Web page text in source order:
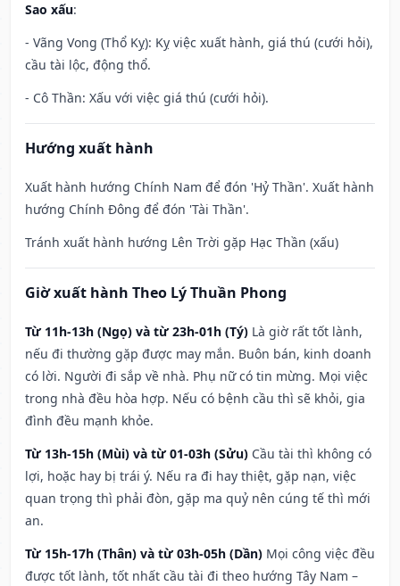
Sao xấu:
- Vãng Vong (Thổ Kỵ): Kỵ việc xuất hành, giá thú (cưới hỏi),
cầu tài lộc, động thổ.
- Cô Thần: Xấu với việc giá thú (cưới hỏi).
Hướng xuất hành
Xuất hành hướng Chính Nam để đón 'Hỷ Thần'. Xuất hành
hướng Chính Đông để đón 'Tài Thần'.
Tránh xuất hành hướng Lên Trời gặp Hạc Thần (xấu)
Giờ xuất hành Theo Lý Thuần Phong
Từ 11h-13h (Ngọ) và từ 23h-01h (Tý) Là giờ rất tốt lành,
nếu đi thường gặp được may mắn. Buôn bán, kinh doanh
có lời. Người đi sắp về nhà. Phụ nữ có tin mừng. Mọi việc
trong nhà đều hòa hợp. Nếu có bệnh cầu thì sẽ khỏi, gia
đình đều mạnh khỏe.
Từ 13h-15h (Mùi) và từ 01-03h (Sửu) Cầu tài thì không có
lợi, hoặc hay bị trái ý. Nếu ra đi hay thiệt, gặp nạn, việc
quan trọng thì phải đòn, gặp ma quỷ nên cúng tế thì mới
an.
Từ 15h-17h (Thân) và từ 03h-05h (Dần) Mọi công việc đều
được tốt lành, tốt nhất cầu tài đi theo hướng Tây Nam –